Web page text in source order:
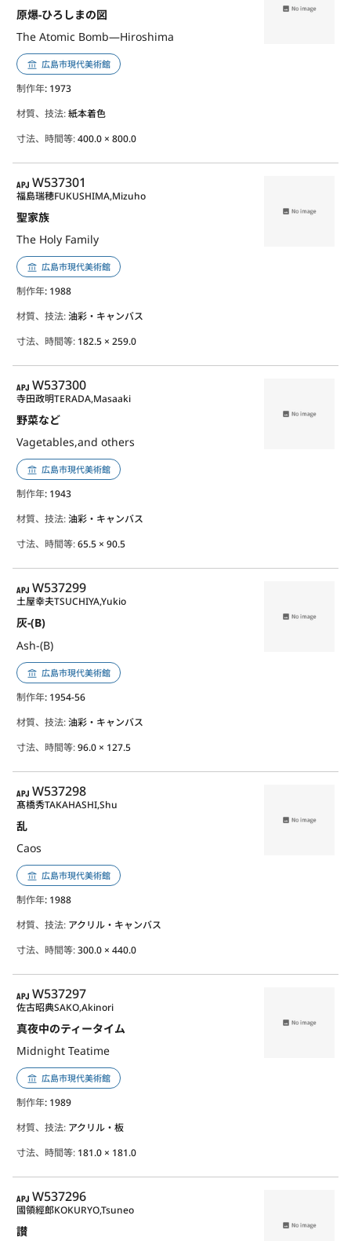
原爆-ひろしまの図
The Atomic Bomb—Hiroshima
広島市現代美術館
制作年: 1973
材質、技法:紙本着色
寸法、時間等:400.0 × 800.0
APJ
W537301
聖家族
The Holy Family
福島瑞穂FUKUSHIMA,Mizuho
広島市現代美術館
制作年: 1988
材質、技法:油彩・キャンバス
寸法、時間等: 182.5 × 259.0
APJ
W537300
野菜など
Vagetables,and others
寺田政明TERADA,Masaaki
広島市現代美術館
制作年: 1943
材質、技法:油彩・キャンバス
寸法、時間等:65.5 × 90.5
APJ
W537299
灰-(B)
Ash-(B)
土屋幸夫TSUCHIYA,Yukio
広島市現代美術館
制作年: 1954-56
材質、技法:油彩・キャンバス
寸法、時間等:96.0 × 127.5
APJ
W537298
乱
Caos
髙橋秀TAKAHASHI,Shu
広島市現代美術館
制作年: 1988
材質、技法: アクリル・キャンバス
寸法、時間等:300.0 × 440.0
APJ
W537297
真夜中のティータイム
Midnight Teatime
佐古昭典SAKO,Akinori
広島市現代美術館
制作年: 1989
材質、技法: アクリル・板
寸法、時間等: 181.0 × 181.0
APJ
W537296
讃
國領經郎KOKURYO,Tsuneo